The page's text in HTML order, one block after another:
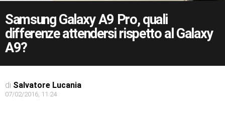
Samsung Galaxy A9 Pro, quali
differenze attendersi rispetto al Galaxy
A9?
di Salvatore Lucania
07/02/2016, 11:24